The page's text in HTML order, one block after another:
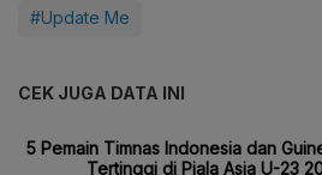
#Update Me
CEK JUGA DATA INI